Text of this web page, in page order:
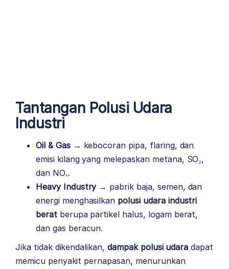
Tantangan Polusi Udara
Industri
Oil & Gas→ kebocoran pipa, flaring, dan
emisi kilang yang melepaskan metana, SO₂,
dan NOₓ.
Heavy Industry→ pabrik baja, semen, dan
energi menghasilkan polusi udara industri
beratberupa partikel halus, logam berat,
dan gas beracun.
Jika tidak dikendalikan, dampak polusi udara dapat
memicu penyakit pernapasan, menurunkan